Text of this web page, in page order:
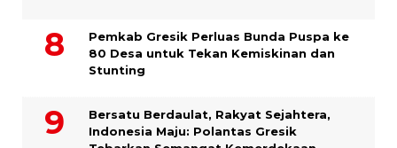
Pemkab Gresik Perluas Bunda Puspa ke
80 Desa untuk Tekan Kemiskinan dan
Stunting
Bersatu Berdaulat, Rakyat Sejahtera,
Indonesia Maju: Polantas Gresik